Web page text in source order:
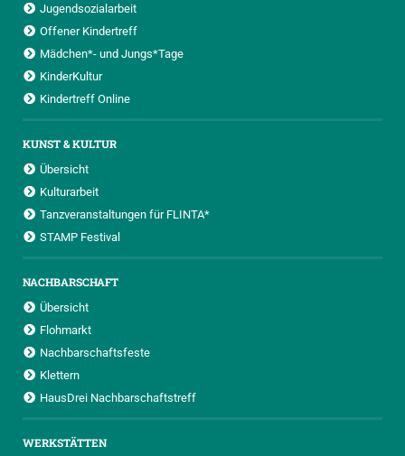
Jugendsozialarbeit
Offener Kindertreff
Mädchen*- und Jungs*Tage
KinderKultur
Kindertreff Online
KUNST & KULTUR
Übersicht
Kulturarbeit
Tanzveranstaltungen für FLINTA*
STAMP Festival
NACHBARSCHAFT
Übersicht
Flohmarkt
Nachbarschaftsfeste
Klettern
HausDrei Nachbarschaftstreff
WERKSTÄTTEN